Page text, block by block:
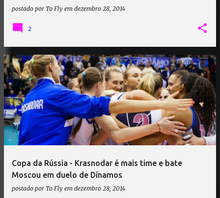
postado por To Fly em dezembro 28, 2014
2
Copa da Rússia - Krasnodar é mais time e bate
Moscou em duelo de Dínamos
postado por To Fly em dezembro 28, 2014